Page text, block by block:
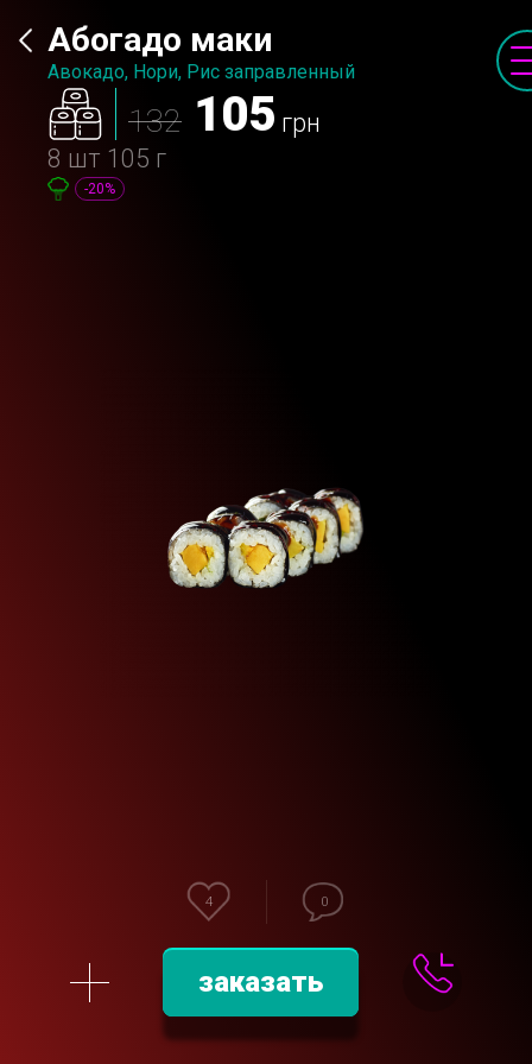
Абогадо маки
Авокадо, Нори, Рис заправленный
132 105 грн
8 шт 105 г
-20%
4 0
заказать